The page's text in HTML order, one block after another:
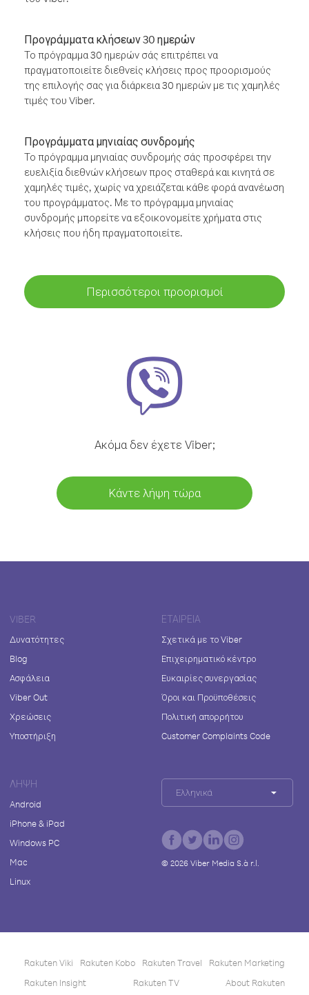
Προγράμματα κλήσεων 30 ημερών
Το πρόγραμμα 30 ημερών σάς επιτρέπει να
πραγματοποιείτε διεθνείς κλήσεις προς προορισμούς
της επιλογής σας για διάρκεια 30 ημερών με τις χαμηλές
τιμές του Viber.
Προγράμματα μηνιαίας συνδρομής
Το πρόγραμμα μηνιαίας συνδρομής σάς προσφέρει την
ευελιξία διεθνών κλήσεων προς σταθερά και κινητά σε
χαμηλές τιμές, χωρίς να χρειάζεται κάθε φορά ανανέωση
του προγράμματος. Με το πρόγραμμα μηνιαίας
συνδρομής μπορείτε να εξοικονομείτε χρήματα στις
κλήσεις που ήδη πραγματοποιείτε.
Περισσότεροι προορισμοί
Ακόμα δεν έχετε Viber;
Κάντε λήψη τώρα
VIBER
Δυνατότητες
Blog
Ασφάλεια
Viber Out
Χρεώσεις
Υποστήριξη
ΕΤΑΙΡΕΊΑ
Σχετικά με το Viber
Επιχειρηματικό κέντρο
Ευκαιρίες συνεργασίας
Όροι και Προϋποθέσεις
Πολιτική απορρήτου
Customer Complaints Code
ΛΉΨΗ
Android
iPhone & iPad
Windows PC
Mac
Linux
Ελληνικά
© 2026Viber Media S.à r.l.
Rakuten Viki Rakuten Kobo Rakuten Travel
Rakuten Marketing
Rakuten Insight
Rakuten TV About Rakuten